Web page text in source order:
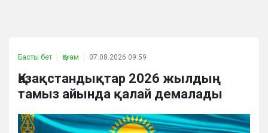
Басты бет Қоғам 07.08.2026 09:59
Қазақстандықтар 2026 жылдың
тамыз айында қалай демалады